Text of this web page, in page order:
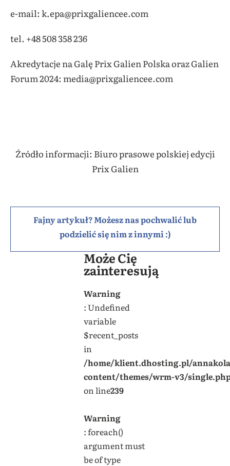
e-mail: k.epa@prixgaliencee.com
tel. +48 508 358 236
Akredytacje na Galę Prix Galien Polska oraz Galien
Forum 2024: media@prixgaliencee.com
Źródło informacji: Biuro prasowe polskiej edycji
Prix Galien
Fajny artykuł? Możesz nas pochwalić lub
podzielić się nim z innymi :)
Może Cię
zainteresują
Warning
: Undefined
variable
$recent_posts
in
/home/klient.dhosting.pl/
content/themes/wrm-v3/
on line239
Warning
: foreach()
argument must
be of type